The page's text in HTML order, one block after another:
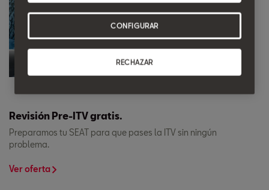
Revisión Pre-ITV gratis.
Preparamos tu SEAT para que pases la ITV sin ningún
problema.
Ver oferta
RECHAZAR
CONFIGURAR